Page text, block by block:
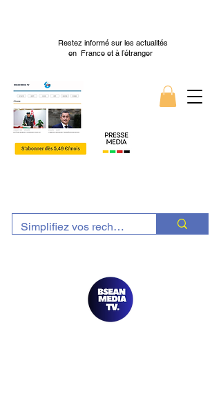
Restez informé sur les actualités
en France et à l’étranger